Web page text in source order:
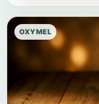
OXYMEL